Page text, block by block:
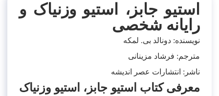
استیو جابز، استیو وزنیاک و
رایانه شخصی
نویسنده: دونالد بی. لمکه
مترجم: فرشاد مزینانی
ناشر: انتشارات عصر اندیشه
معرفی کتاب استیو جابز، استیو وزنیاک